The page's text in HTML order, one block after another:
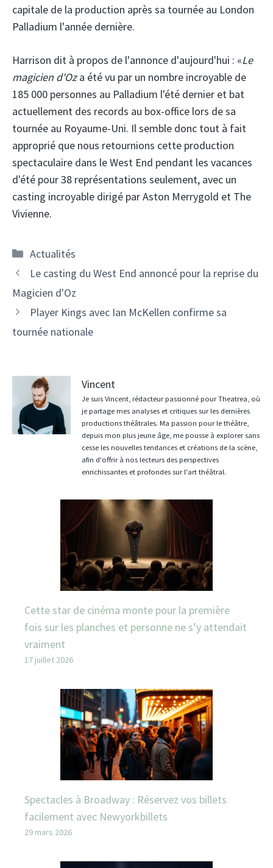
capitale de la production après sa tournée au London
Palladium l'année dernière.
Harrison dit à propos de l'annonce d'aujourd'hui : «Le
magicien d'Oza été vu par un nombre incroyable de
185 000 personnes au Palladium l'été dernier et bat
actuellement des records au box-office lors de sa
tournée au Royaume-Uni. Il semble donc tout à fait
approprié que nous retournions cette production
spectaculaire dans le West End pendant les vacances
d'été pour 38 représentations seulement, avec un
casting incroyable dirigé par Aston Merrygold et The
Vivienne.
Catégories
Actualités
Le casting du West End annoncé pour la reprise du
Magicien d'Oz
Player Kings avec Ian McKellen confirme sa
tournée nationale
Vincent
Je suis Vincent, rédacteur passionné pour Theatrea, où
je partage mes analyses et critiques sur les dernières
productions théâtrales. Ma passion pour le théâtre,
depuis mon plus jeune âge, me pousse à explorer sans
cesse les nouvelles tendances et créations de la scène,
afin d'offrir à nos lecteurs des perspectives
enrichissantes et profondes sur l'art théâtral.
Cette star de cinéma monte pour la première
fois sur les planches et personne ne s’y attendait
vraiment
17 juillet 2026
Spectacles à Broadway : Réservez vos billets
facilement avec Newyorkbillets
29 mars 2026